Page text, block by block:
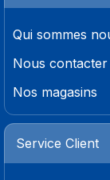
Qui sommes
Nous contacter
Nos magasins
Service Client